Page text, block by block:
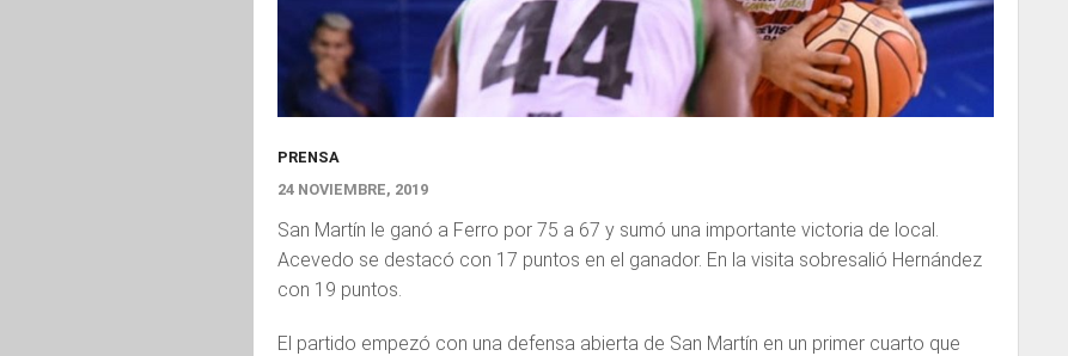
PRENSA
24 NOVIEMBRE, 2019
San Martín le ganó a Ferro por 75 a 67 y sumó una importante victoria de local.
Acevedo se destacó con 17 puntos en el ganador. En la visita sobresalió Hernández
con 19 puntos.
El partido empezó con una defensa abierta de San Martín en un primer cuarto que